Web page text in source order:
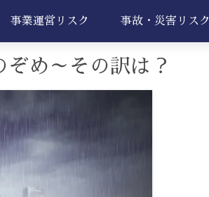
事業運営リスク 事故・災害リスク
め～その訳は？